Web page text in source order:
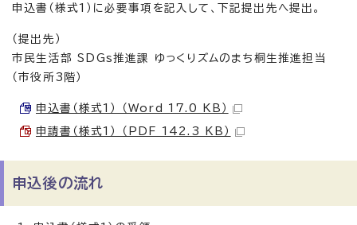
申込書（様式1）に必要事項を記入して、下記提出先へ提出。
（提出先）
市民生活部 SDGs推進課 ゆっくりズムのまち桐生推進担当
（市役所3階）
申込書（様式1） （Word 17.0 KB）
申請書（様式1） （PDF 142.3 KB）
申込後の流れ